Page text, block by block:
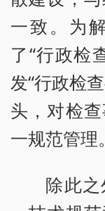
一致。为
了“行政检
发“行政检
头，对检
一规范管理。
除此